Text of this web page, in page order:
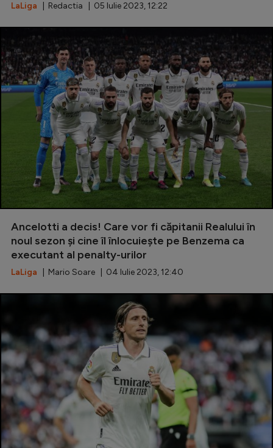
LaLiga | Redactia | 05 Iulie 2023, 12:22
Ancelotti a decis! Care vor fi căpitanii Realului în
noul sezon și cine îl înlocuiește pe Benzema ca
executant al penalty-urilor
LaLiga | Mario Soare | 04 Iulie 2023, 12:40